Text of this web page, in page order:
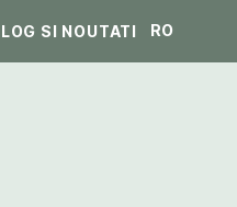
SI NOUTATI RO